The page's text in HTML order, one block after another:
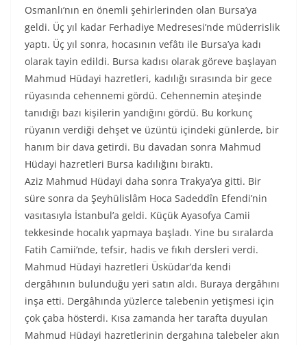
Osmanlı’nın en önemli şehirlerinden olan Bursa’ya
geldi. Üç yıl kadar Ferhadiye Medresesi’nde müderrislik
yaptı. Üç yıl sonra, hocasının vefâtı ile Bursa’ya kadı
olarak tayin edildi. Bursa kadısı olarak göreve başlayan
Mahmud Hüdayi hazretleri, kadılığı sırasında bir gece
rüyasında cehennemi gördü. Cehennemin ateşinde
tanıdığı bazı kişilerin yandığını gördü. Bu korkunç
rüyanın verdiği dehşet ve üzüntü içindeki günlerde, bir
hanım bir dava getirdi. Bu davadan sonra Mahmud
Hüdayi hazretleri Bursa kadılığını bıraktı.
Aziz Mahmud Hüdayi daha sonra Trakya’ya gitti. Bir
süre sonra da Şeyhülislâm Hoca Sadeddîn Efendi’nin
vasıtasıyla İstanbul’a geldi. Küçük Ayasofya Camii
tekkesinde hocalık yapmaya başladı. Yine bu sıralarda
Fatih Camii’nde, tefsir, hadis ve fıkıh dersleri verdi.
Mahmud Hüdayi hazretleri Üsküdar’da kendi
dergâhının bulunduğu yeri satın aldı. Buraya dergâhını
inşa etti. Dergâhında yüzlerce talebenin yetişmesi için
çok çaba hösterdi. Kısa zamanda her tarafta duyulan
Mahmud Hüdayi hazretlerinin dergahına talebeler akın